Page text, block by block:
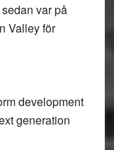
var på
Valley för
development
generation